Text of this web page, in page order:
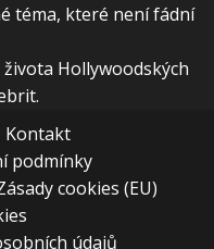
téma, které není fádní
Hollywoodských
Kontakt
podmínky
cookies (EU)
údajů